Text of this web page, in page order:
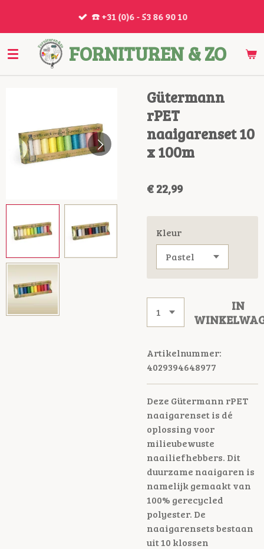
de
hoofdinhoud
FORNITUREN & ZO
☎️ +31 (0)6 - 53 86 90 10
Gütermann
rPET
naaigarenset 10
x 100m
€ 22,99
Kleur
IN
Artikelnummer:
4029394648977
Deze Gütermann rPET
naaigarenset is dé
oplossing voor
milieubewuste
naailiefhebbers. Dit
duurzame naaigaren is
namelijk gemaakt van
100% gerecycled
polyester. De
naaigarensets bestaan
uit 10 klossen